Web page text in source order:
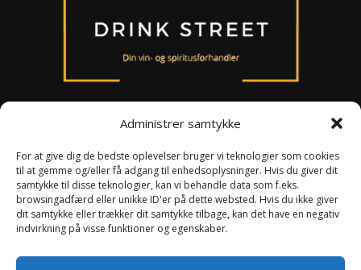
Administrer samtykke
For at give dig de bedste oplevelser bruger vi teknologier som cookies
til at gemme og/eller få adgang til enhedsoplysninger. Hvis du giver dit
samtykke til disse teknologier, kan vi behandle data som f.eks.
browsingadfærd eller unikke ID'er på dette websted. Hvis du ikke giver
dit samtykke eller trækker dit samtykke tilbage, kan det have en negativ
indvirkning på visse funktioner og egenskaber.
Om os
Persondataloven
Handelsbetingelser
Smiley ordning
Kontakt